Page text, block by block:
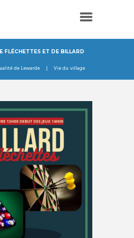
FLÉCHETTES ET DE BILLARD
de Lewarde Vie du village